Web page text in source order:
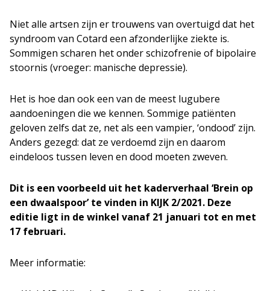
Niet alle artsen zijn er trouwens van overtuigd dat het
syndroom van Cotard een afzonderlijke ziekte is.
Sommigen scharen het onder schizofrenie of bipolaire
stoornis (vroeger: manische depressie).
Het is hoe dan ook een van de meest lugubere
aandoeningen die we kennen. Sommige patiënten
geloven zelfs dat ze, net als een vampier, ‘ondood’ zijn.
Anders gezegd: dat ze verdoemd zijn en daarom
eindeloos tussen leven en dood moeten zweven.
Dit is een voorbeeld uit het kaderverhaal ‘Brein op
een dwaalspoor’ te vinden in KIJK 2/2021. Deze
editie ligt in de winkel vanaf 21 januari tot en met
17 februari.
Meer informatie: